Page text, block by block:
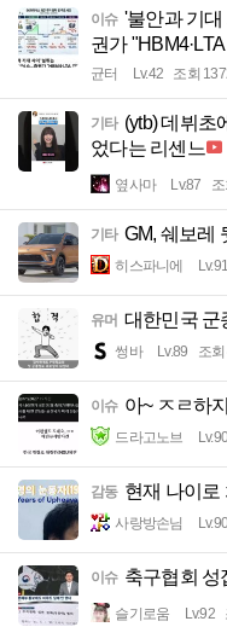
이슈 '불안과 기
권가
균터 Lv.42 조회
기타 (ytb) 데뷔초
었다는 리센느
옆사마 Lv.87
기타 GM, 쉐보레
히스파니에 Lv.91
유머 대한민국 군
썽바 Lv.89 조
이슈 아~ ㅈㄹ하
드라고노브 Lv.90
감동 현재 나이로
사랑방손님 Lv.90
이슈 축구협회 성
슬기로움 Lv.92